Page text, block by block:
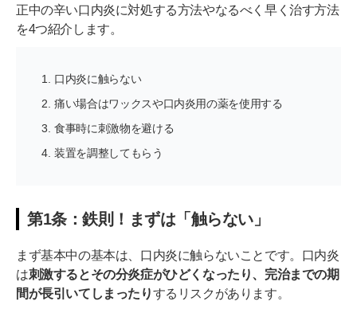
口内炎の痛みのピークは何日目？
歯科矯正中の口内炎は適切に対処しよう
正中の辛い口内炎に対処する方法やなるべく早く治す方法
を4つ紹介します。
口内炎に触らない
痛い場合はワックスや口内炎用の薬を使用する
食事時に刺激物を避ける
装置を調整してもらう
第1条：鉄則！まずは「触らない」
まず基本中の基本は、口内炎に触らないことです。口内炎
は刺激するとその分炎症がひどくなったり、完治までの期
間が長引いてしまったりするリスクがあります。